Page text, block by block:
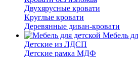
Двухярусные кровати
Круглые кровати
Деревянные диван-кровати
Мебель
Детские из ЛДСП
Детские рамка МДФ